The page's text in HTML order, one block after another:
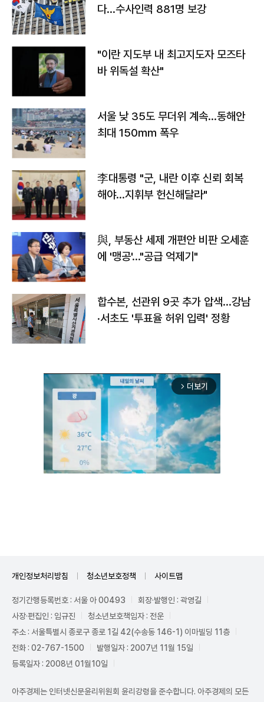
다…수사인력 881명 보강
"이란 지도부 내 최고지도자 모즈타
바 위독설 확산"
서울 낮 35도 무더위 계속…동해안
최대 150㎜ 폭우
李대통령 "군, 내란 이후 신뢰 회복
해야…지휘부 헌신해달라"
與, 부동산 세제 개편안 비판 오세훈
에 '맹공'…"공급 억제기"
합수본, 선관위 9곳 추가 압색…강남
·서초도 '투표율 허위 입력' 정황
arrow_forward_ios 더보기
개인정보처리방침 청소년보호정책 사이트맵
정기간행등록번호 : 서울 아 00493
회장·발행인 : 곽영길
사장·편집인 : 임규진
청소년보호책임자 : 전운
주소 : 서울특별시 종로구 종로 1길 42(수송동 146-1) 이마빌딩 11층
전화 : 02-767-1500
발행일자 : 2007년 11월 15일
등록일자 : 2008년 01월10일
아주경제는 인터넷신문윤리위원회 윤리강령을 준수합니다. 아주경제의 모든